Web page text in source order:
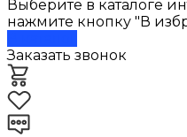
Выберите в каталоге
нажмите кнопку "В
Заказать звонок